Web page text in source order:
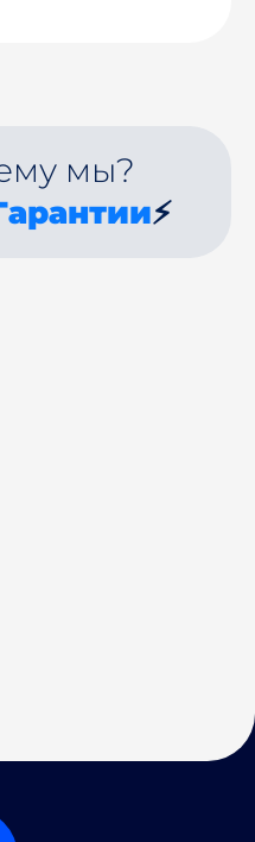
мы?
⚡